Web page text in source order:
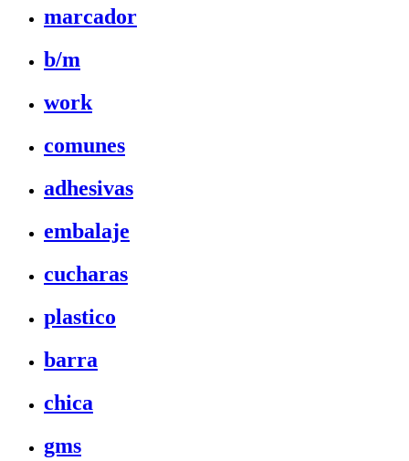
marcador
b/m
work
comunes
adhesivas
embalaje
cucharas
plastico
barra
chica
gms